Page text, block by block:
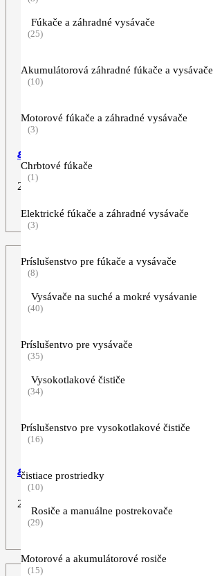
8-zub, 230 mm
26,90
ZOBRAZIŤ VIAC
8-zub, 255 mm
29,90
ZOBRAZIŤ VIAC
Fúkače a záhradné vysávače
(25)
Akumulátorová záhradné fúkače a vysávače
(10)
Motorové fúkače a záhradné vysávače
(3)
Chrbtové fúkače
(1)
Elektrické fúkače a záhradné vysávače
(3)
Príslušenstvo pre fúkače a vysávače
(8)
Vysávače na suché a mokré vysávanie
(40)
Príslušentvo pre vysávače
(35)
Vysokotlakové čističe
(34)
Príslušenstvo pre vysokotlakové čističe
(16)
čistiace prostriedky
(10)
Rosiče a manuálne postrekovače
(29)
Motorové a akumulátorové rosiče
(15)